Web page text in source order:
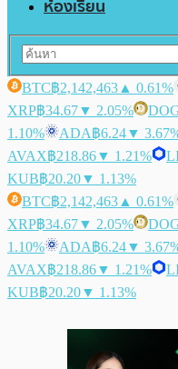
ห้องเรียน
BTC฿2,142,463 ▲ 0.61%
XRP฿34.67▼ 2.05%
1.10%
ADA฿6.24▼
AVAX฿218.86▼ 1.21%
KUB฿20.20▼ 1.13%
BTC฿2,142,463 ▲ 0.61%
XRP฿34.67▼ 2.05%
1.10%
ADA฿6.24▼
AVAX฿218.86▼ 1.21%
KUB฿20.20▼ 1.13%